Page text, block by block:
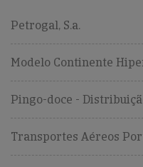
Petrogal, S.a.
Modelo Continente
Pingo-doce -
Transportes Aéreos